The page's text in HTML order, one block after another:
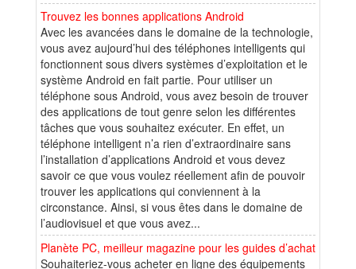
Trouvez les bonnes applications Android
Avec les avancées dans le domaine de la technologie,
vous avez aujourd’hui des téléphones intelligents qui
fonctionnent sous divers systèmes d’exploitation et le
système Android en fait partie. Pour utiliser un
téléphone sous Android, vous avez besoin de trouver
des applications de tout genre selon les différentes
tâches que vous souhaitez exécuter. En effet, un
téléphone intelligent n’a rien d’extraordinaire sans
l’installation d’applications Android et vous devez
savoir ce que vous voulez réellement afin de pouvoir
trouver les applications qui conviennent à la
circonstance. Ainsi, si vous êtes dans le domaine de
l’audiovisuel et que vous avez...
Planète PC, meilleur magazine pour les guides d’achat
Souhaiteriez-vous acheter en ligne des équipements